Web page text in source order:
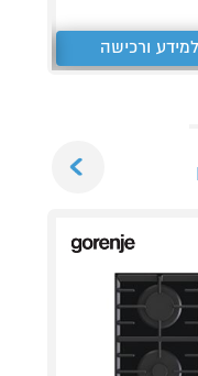
למידע ורכישה